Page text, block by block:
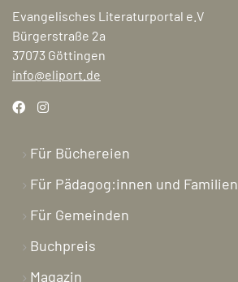
Evangelisches Literaturportal e.V
Bürgerstraße 2a
37073 Göttingen
info@eliport.de
Für Büchereien
Für Pädagog:innen und Familien
Für Gemeinden
Buchpreis
Magazin